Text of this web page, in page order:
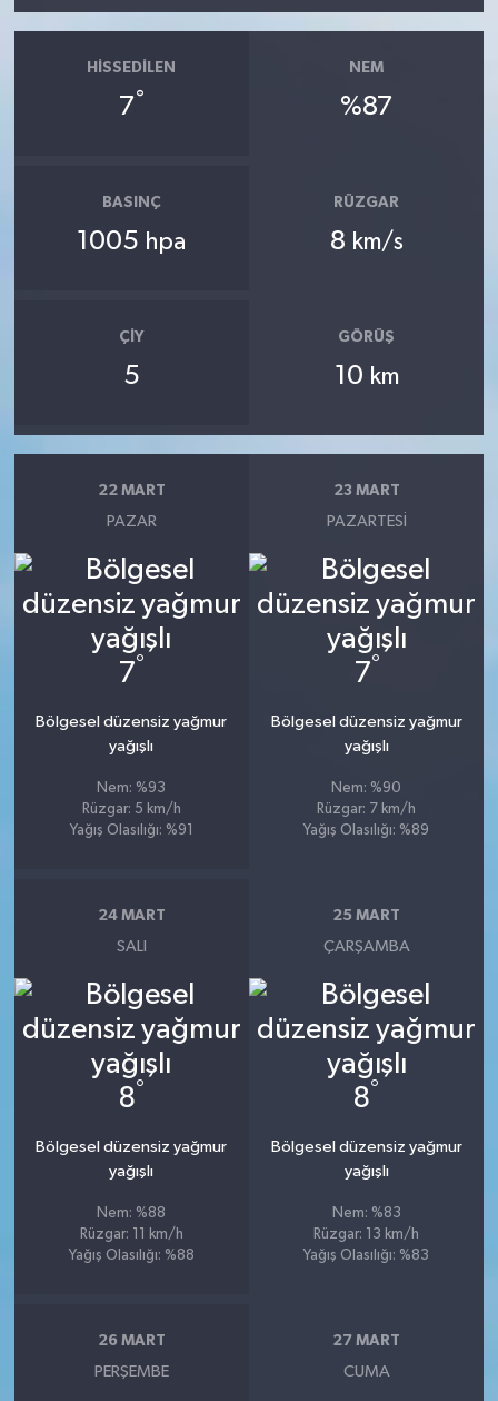
HISSEDILEN
7°
NEM
%87
BASINÇ
1005 hpa
RÜZGAR
8 km/s
ÇIY
5
GÖRÜŞ
10 km
22 MART
PAZAR
7°
Bölgesel düzensiz yağmur
yağışlı
Nem: %93
Rüzgar: 5 km/h
Yağış Olasılığı: %91
23 MART
PAZARTESI
7°
Bölgesel düzensiz yağmur
yağışlı
Nem: %90
Rüzgar: 7 km/h
Yağış Olasılığı: %89
24 MART
SALI
8°
Bölgesel düzensiz yağmur
yağışlı
Nem: %88
Rüzgar: 11 km/h
Yağış Olasılığı: %88
25 MART
ÇARŞAMBA
8°
Bölgesel düzensiz yağmur
yağışlı
Nem: %83
Rüzgar: 13 km/h
Yağış Olasılığı: %83
26 MART
PERŞEMBE
27 MART
CUMA